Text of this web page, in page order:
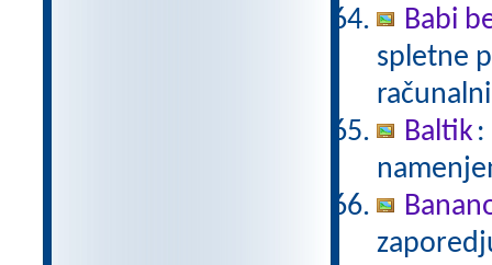
Babi
spletne
Baltik: